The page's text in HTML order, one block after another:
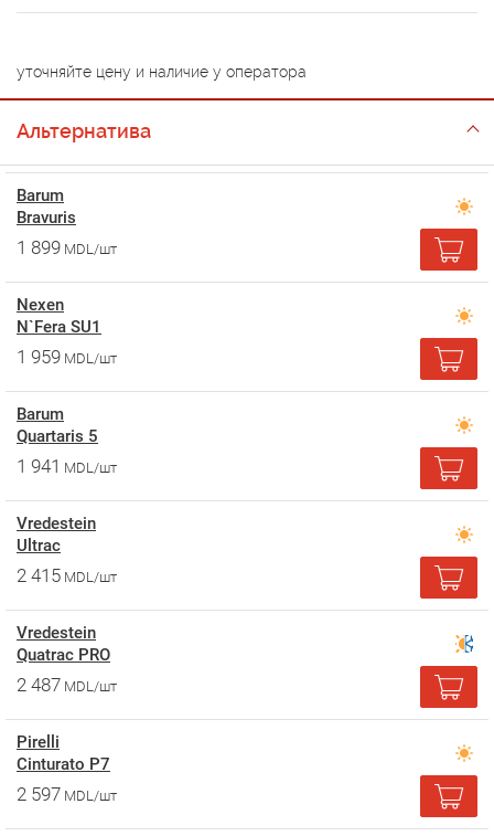
уточняйте цену и наличие у оператора
Альтернатива
Barum
Bravuris
1 899 MDL/шт
Nexen
N`Fera SU1
1 959 MDL/шт
Barum
Quartaris 5
1 941 MDL/шт
Vredestein
Ultrac
2 415 MDL/шт
Vredestein
Quatrac PRO
2 487 MDL/шт
Pirelli
Cinturato P7
2 597 MDL/шт